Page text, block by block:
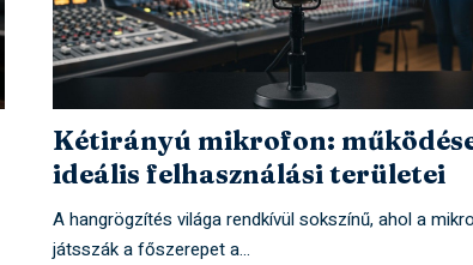
Kétirányú mikrofon:
ideális felhasználási területei
A hangrögzítés világa rendkívül sokszínű, ahol a
játsszák a főszerepet a…